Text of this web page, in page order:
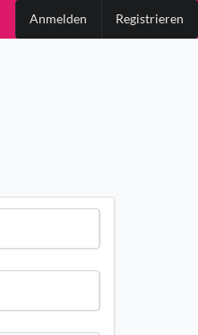
Anmelden Registrieren